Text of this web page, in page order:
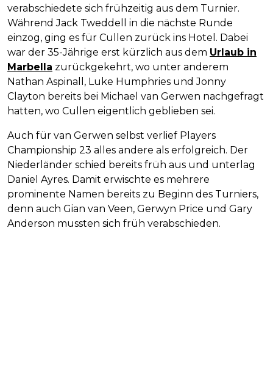
verabschiedete sich frühzeitig aus dem Turnier.
Während Jack Tweddell in die nächste Runde
einzog, ging es für Cullen zurück ins Hotel. Dabei
war der 35-Jährige erst kürzlich aus dem Urlaub in
Marbella zurückgekehrt, wo unter anderem
Nathan Aspinall, Luke Humphries und Jonny
Clayton bereits bei Michael van Gerwen nachgefragt
hatten, wo Cullen eigentlich geblieben sei.
Auch für van Gerwen selbst verlief Players
Championship 23 alles andere als erfolgreich. Der
Niederländer schied bereits früh aus und unterlag
Daniel Ayres. Damit erwischte es mehrere
prominente Namen bereits zu Beginn des Turniers,
denn auch Gian van Veen, Gerwyn Price und Gary
Anderson mussten sich früh verabschieden.